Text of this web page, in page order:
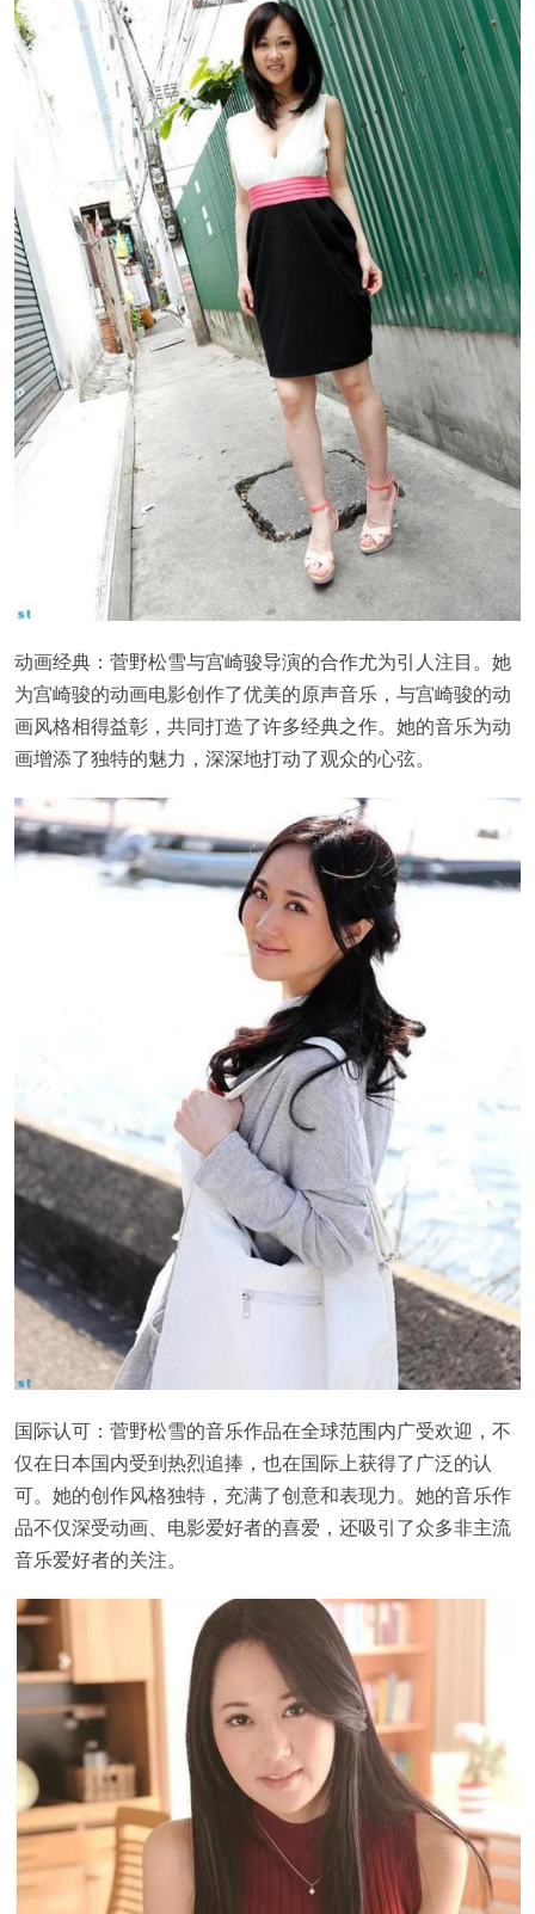
动画经典：菅野松雪与宫崎骏导演的合作尤为引人注目。她
为宫崎骏的动画电影创作了优美的原声音乐，与宫崎骏的动
画风格相得益彰，共同打造了许多经典之作。她的音乐为动
画增添了独特的魅力，深深地打动了观众的心弦。
国际认可：菅野松雪的音乐作品在全球范围内广受欢迎，不
仅在日本国内受到热烈追捧，也在国际上获得了广泛的认
可。她的创作风格独特，充满了创意和表现力。她的音乐作
品不仅深受动画、电影爱好者的喜爱，还吸引了众多非主流
音乐爱好者的关注。